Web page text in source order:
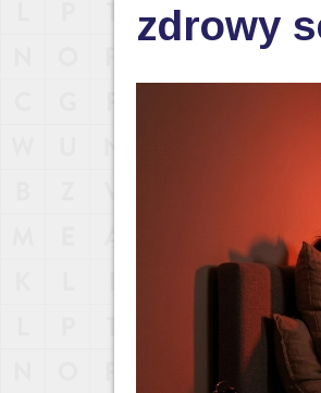
zdrowy